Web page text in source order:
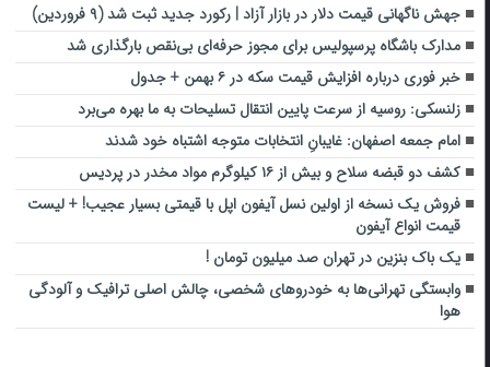
جهش ناگهانی قیمت دلار در بازار آزاد | رکورد جدید ثبت شد (۹ فروردین)
مدارک باشگاه پرسپولیس برای مجوز حرفه‌ای بی‌نقص بارگذاری شد
خبر فوری درباره افزایش قیمت سکه در ۶ بهمن + جدول
زلنسکی: روسیه از سرعت پایین انتقال تسلیحات به ما بهره می‌برد
امام جمعه اصفهان: غایبانِ انتخابات متوجه اشتباه خود شدند
کشف دو قبضه سلاح و بیش از ۱۶ کیلوگرم مواد مخدر در پردیس
فروش یک نسخه از اولین نسل آیفون اپل با قیمتی بسیار عجیب! + لیست
قیمت انواع آیفون
یک باک بنزین در تهران صد میلیون تومان !
وابستگی تهرانی‌ها به خودروهای شخصی، چالش اصلی ترافیک و آلودگی
هوا